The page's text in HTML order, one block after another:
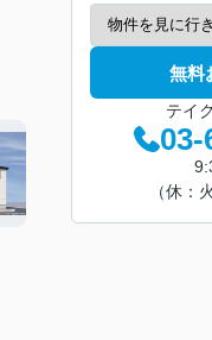
無料
テイ
03-
（休：